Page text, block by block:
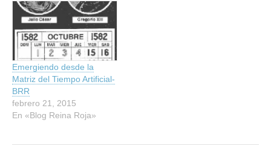
Emergiendo desde la
Matriz del Tiempo Artificial-
BRR
febrero 21, 2015
En «Blog Reina Roja»